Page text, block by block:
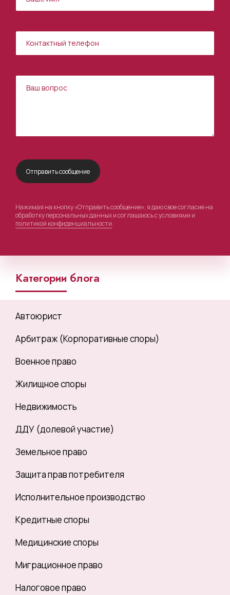
Нажимая на кнопку «Отправить сообщение», я даю свое согласие на
обработку персональных данных и соглашаюсь с условиями и
политикой конфиденциальности.
Категории блога
Автоюрист
Арбитраж (Корпоративные споры)
Военное право
Жилищное споры
Недвижимость
ДДУ (долевой участие)
Земельное право
Защита прав потребителя
Исполнительное производство
Кредитные споры
Медицинские споры
Миграционное право
Налоговое право